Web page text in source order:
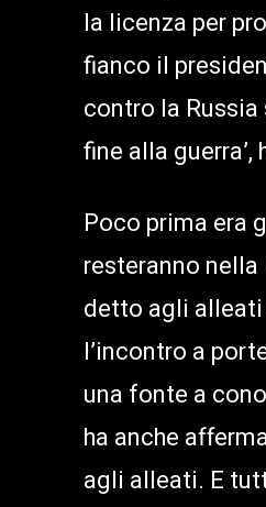
la licenza per
fianco il
contro la Russia
fine alla
Poco prima era
resteranno nella
detto agli alleati
l’incontro a
una fonte a
ha anche
agli alleati. E